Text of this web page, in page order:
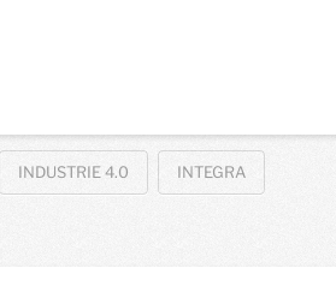
INDUSTRIE 4.0 INTEGRA